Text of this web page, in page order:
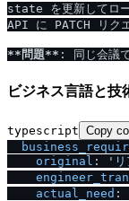
state を更新してロー
API に PATCH リクエ
**問題**
ビジネス言語と技
typescript Copy
original : 'リ
actual_need :